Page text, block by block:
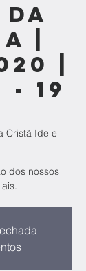
|
|
19
Cristã Ide e
dos nossos